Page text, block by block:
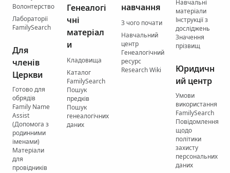
Волонтерство
Лабораторії
FamilySearch
Для
членів
Церкви
Готово для
обрядів
Family Name
Assist
(Допомога з
родинними
іменами)
Матеріали
для
провідників
Генеалогі
чні
матеріал
и
Кладовища
Каталог
FamilySearch
Пошук
предків
Пошук
генеалогічних
даних
навчання
З чого почати
Навчальний
центр
Генеалогічний
ресурс
Research Wiki
Навчальні
матеріали
Інструкції з
досліджень
Значення
прізвищ
Юридичн
ий центр
Умови
використання
FamilySearch
Повідомлення
щодо
політики
захисту
персональних
даних